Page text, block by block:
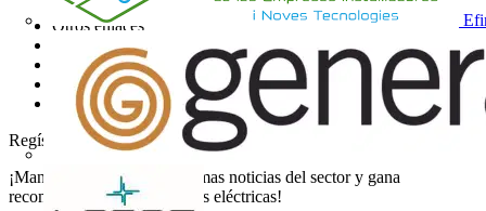
Otros enlaces
Sobre Voltimum
Contacto
Catálogos
Grupo Voltimum
Regístrate en Voltimum
¡Mantente al día con las últimas noticias del sector y gana
recompensas por tus compras eléctricas!